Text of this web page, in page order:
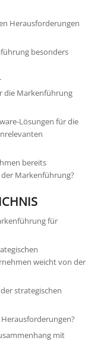
Herausforderungen
besonders
die Markenführung
Lösungen für die
bereits
Markenführung?
für
weicht von der
strategischen
mit